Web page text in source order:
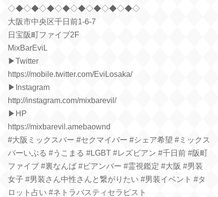
◇◆◇◆◇◆◇◆◇◆◇◆◇◆◇◆◇
大阪市中央区千日前1-6-7
日宝阪町ファイブ2F
MixBarEviL
▶︎Twitter
https://mobile.twitter.com/EviLosaka/
▶︎Instagram
http://instagram.com/mixbarevil/
▶︎HP
https://mixbarevil.amebaownd
#大阪ミックスバー #セクマイバー #シェア希望 #ミックス
バーいぶる #うこまる #LGBT #レズビアン #千日前 #阪町
ファイブ #裏なんば #ビアンバー #霊視鑑定 #大阪 #男装
女子 #男装さん中性さんと繋がりたい #男装イベント #タ
ロット占い #ネトラバスティセラピスト